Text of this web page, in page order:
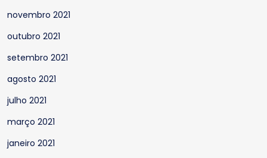
novembro 2021
outubro 2021
setembro 2021
agosto 2021
julho 2021
março 2021
janeiro 2021